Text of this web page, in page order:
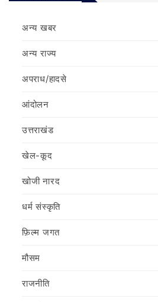
अन्य खबर
अन्य राज्य
अपराध/हादसे
आंदोलन
उत्तराखंड
खेल-कूद
खोजी नारद
धर्म संस्कृति
फ़िल्‍म जगत
मौसम
राजनीति